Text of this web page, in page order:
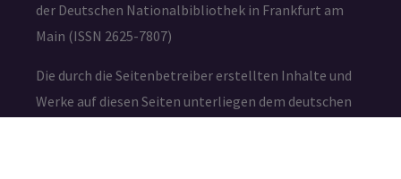
der Deutschen Nationalbibliothek in Frankfurt am
Main (ISSN 2625-7807)
Die durch die Seitenbetreiber erstellten Inhalte und
Werke auf diesen Seiten unterliegen dem deutschen